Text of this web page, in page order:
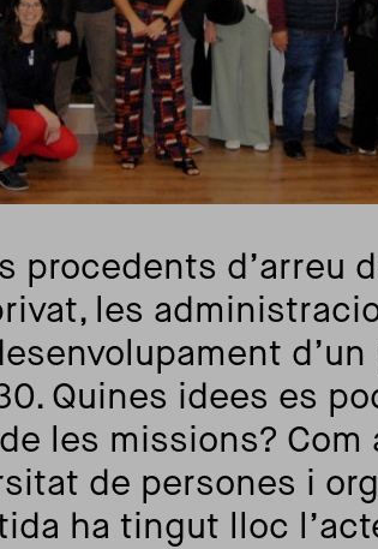
procedents d’arreu
les
Quines idees es
les missions? Com
de persones i
ha tingut lloc